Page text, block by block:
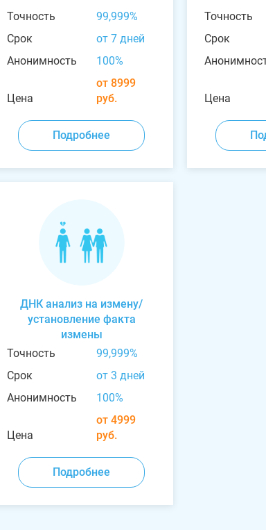
Точность
99,999%
Срок
от 7 дней
Анонимность
100%
Цена
от 8999
руб.
Подробнее
Точность
Срок
Цена
ДНК анализ на измену/
установление факта
измены
Точность
99,999%
Срок
от 3 дней
Анонимность
100%
Цена
от 4999
руб.
Подробнее